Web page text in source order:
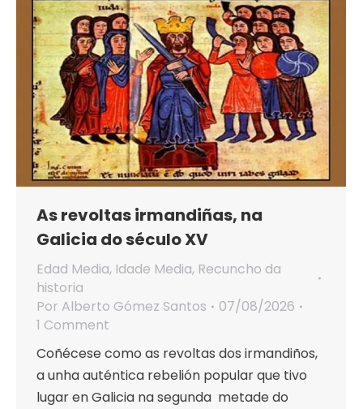
As revoltas irmandiñas, na
Galicia do século XV
Edad Media, Idade Media, Recuncho da
historia
Por Alberto Gómez Santos
07/08/2026
1 Comment
Coñécese como as revoltas dos irmandiños,
a unha auténtica rebelión popular que tivo
lugar en Galicia na segunda metade do